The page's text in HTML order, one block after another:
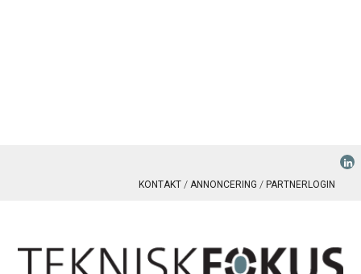
KONTAKT ANNONCERING PARTNERLOGIN